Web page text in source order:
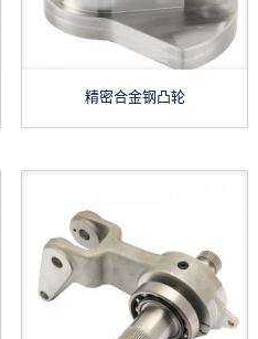
精密合金钢凸轮